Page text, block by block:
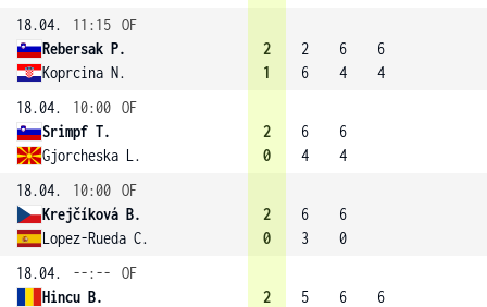
18.04.
11:15 OF
Rebersak P.
Koprcina N.
2
1
2
6
6
4
6
4
18.04.
10:00 OF
Srimpf T.
Gjorcheska L.
2
0
6
4
6
4
18.04.
10:00 OF
Krejčíková B.
Lopez-Rueda C.
2
0
6
3
6
0
18.04.
--:--
OF
Hincu B.
2
5
6
6